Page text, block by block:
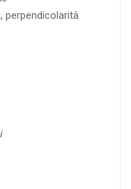
perpendicolarità